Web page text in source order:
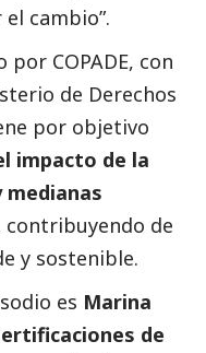
cambio”.
COPADE, con
de Derechos
por objetivo
impacto de la
medianas
contribuyendo de
y sostenible.
es Marina
de